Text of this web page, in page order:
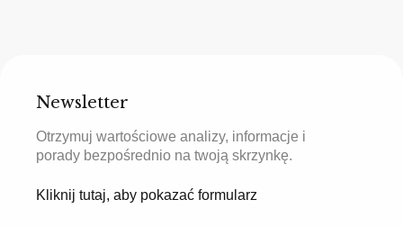
Newsletter
Otrzymuj wartościowe analizy, informacje i
porady bezpośrednio na twoją skrzynkę.
Kliknij tutaj, aby pokazać formularz